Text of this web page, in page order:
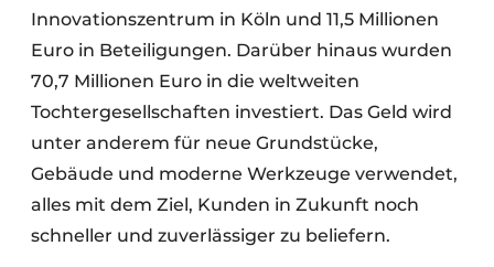
Innovationszentrum in Köln und 11,5 Millionen
Euro in Beteiligungen. Darüber hinaus wurden
70,7 Millionen Euro in die weltweiten
Tochtergesellschaften investiert. Das Geld wird
unter anderem für neue Grundstücke,
Gebäude und moderne Werkzeuge verwendet,
alles mit dem Ziel, Kunden in Zukunft noch
schneller und zuverlässiger zu beliefern.